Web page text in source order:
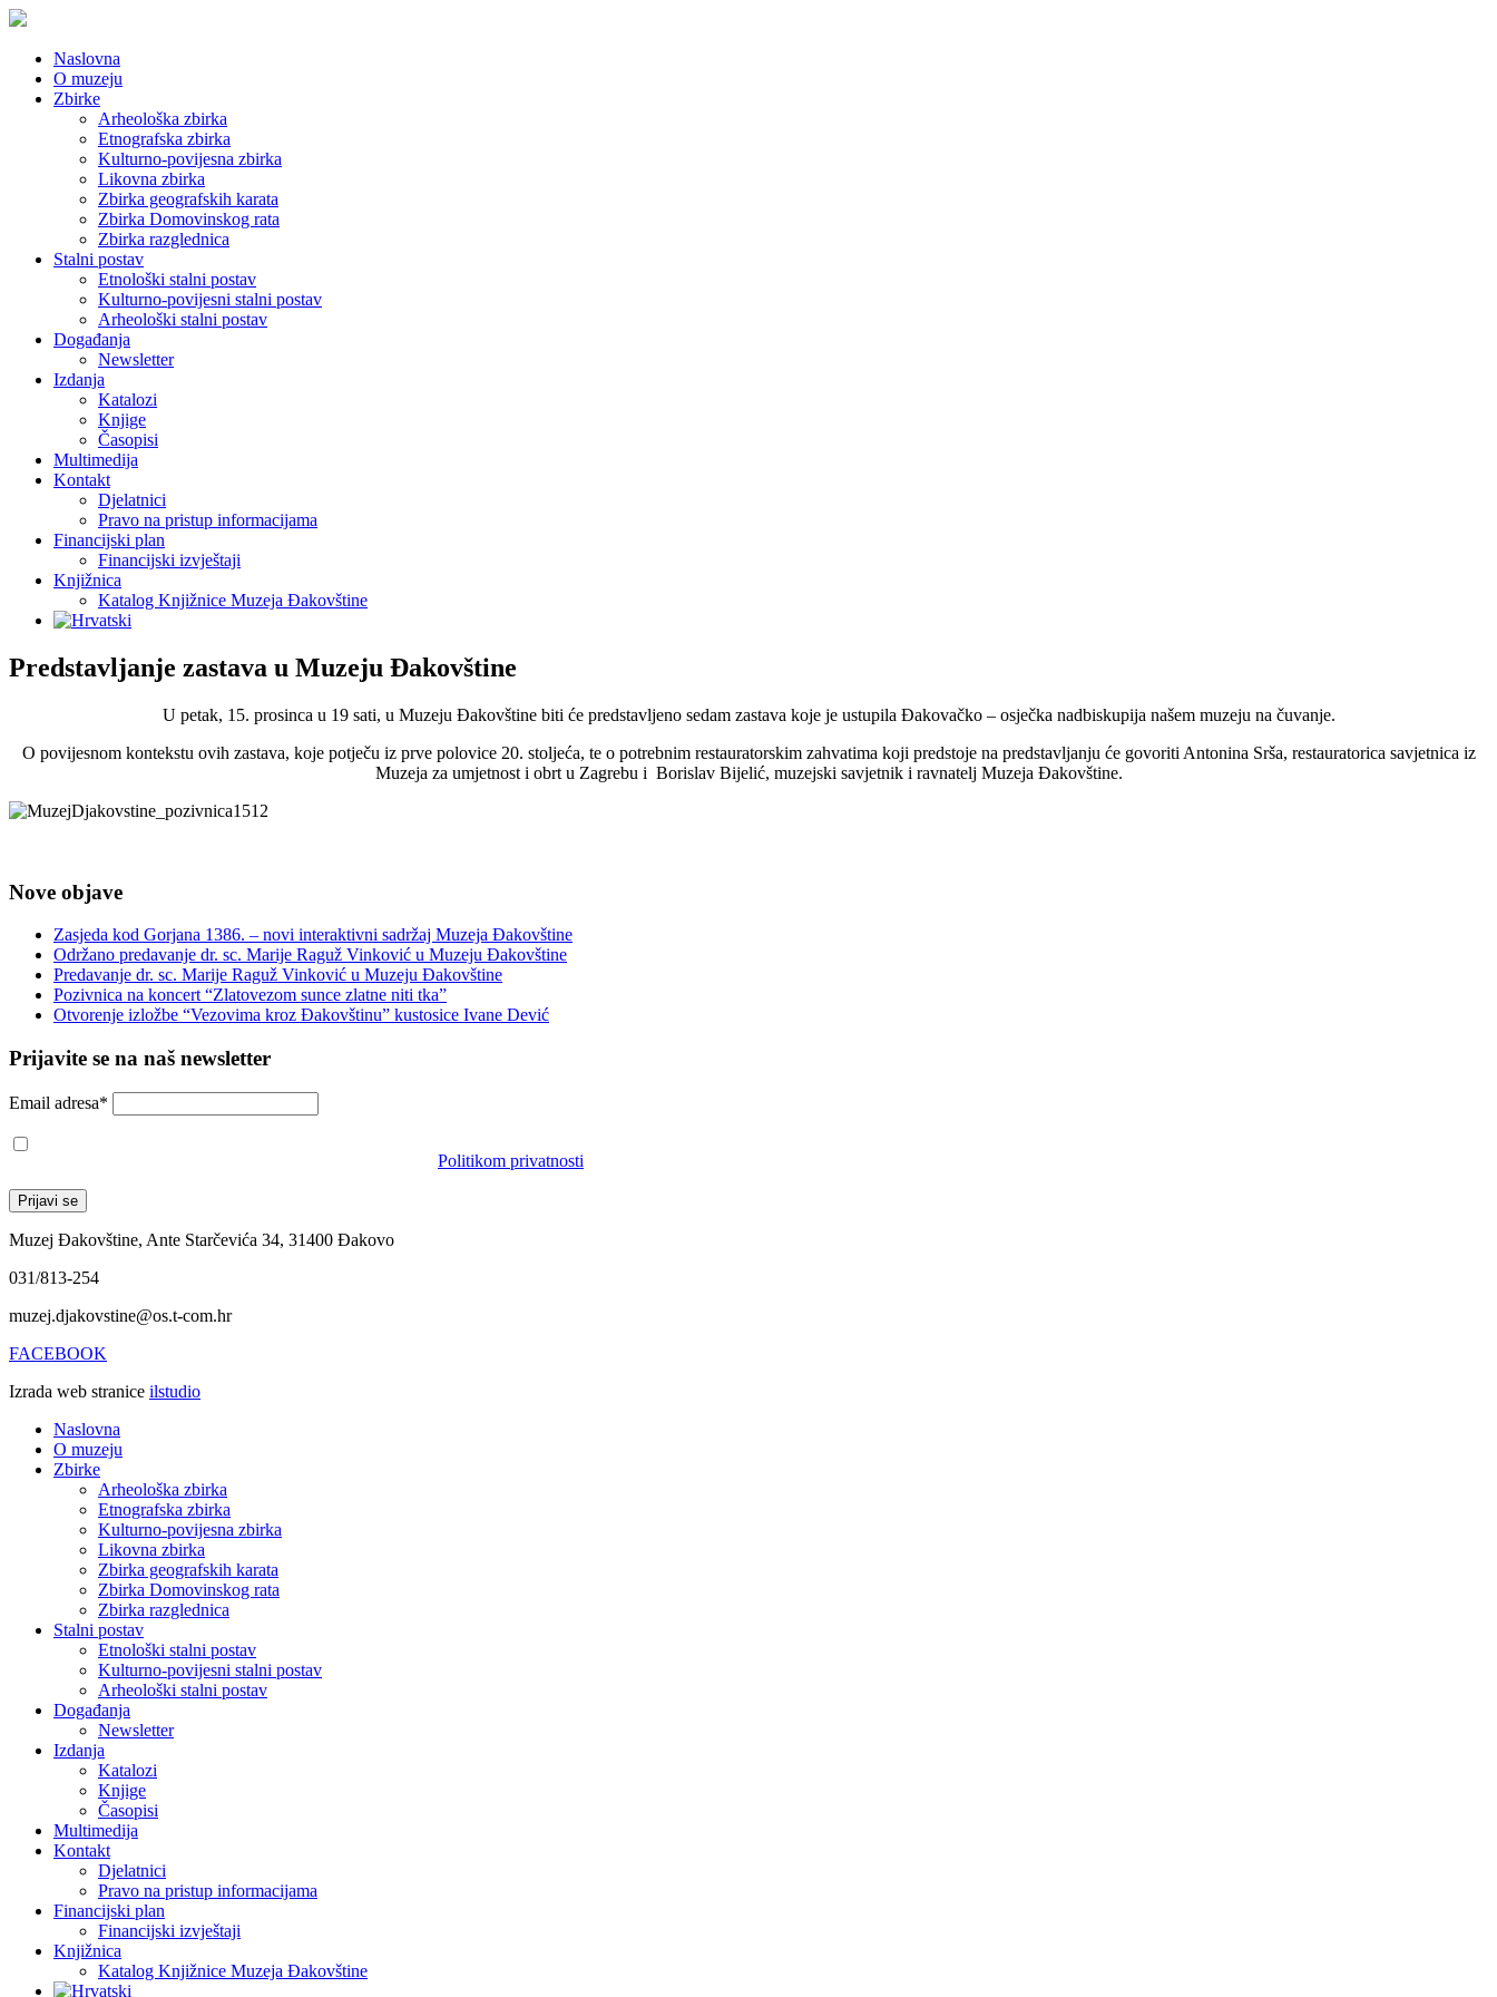
Naslovna
O muzeju
Zbirke
Arheološka zbirka
Etnografska zbirka
Kulturno-povijesna zbirka
Likovna zbirka
Zbirka geografskih karata
Zbirka Domovinskog rata
Zbirka razglednica
Stalni postav
Etnološki stalni postav
Kulturno-povijesni stalni postav
Arheološki stalni postav
Događanja
Newsletter
Izdanja
Katalozi
Knjige
Časopisi
Multimedija
Kontakt
Djelatnici
Pravo na pristup informacijama
Financijski plan
Financijski izvještaji
Knjižnica
Katalog Knjižnice Muzeja Đakovštine
Predstavljanje zastava u Muzeju Đakovštine
U petak, 15. prosinca u 19 sati, u Muzeju Đakovštine biti će predstavljeno sedam zastava koje je ustupila Đakovačko – osječka nadbiskupija našem muzeju na čuvanje.
O povijesnom kontekstu ovih zastava, koje potječu iz prve polovice 20. stoljeća, te o potrebnim restauratorskim zahvatima koji predstoje na predstavljanju će govoriti Antonina Srša, restauratorica savjetnica iz
Muzeja za umjetnost i obrt u Zagrebu i Borislav Bijelić, muzejski savjetnik i ravnatelj Muzeja Đakovštine.
Nove objave
Zasjeda kod Gorjana 1386. – novi interaktivni sadržaj Muzeja Đakovštine
Održano predavanje dr. sc. Marije Raguž Vinković u Muzeju Đakovštine
Predavanje dr. sc. Marije Raguž Vinković u Muzeju Đakovštine
Pozivnica na koncert “Zlatovezom sunce zlatne niti tka”
Otvorenje izložbe “Vezovima kroz Đakovštinu” kustosice Ivane Dević
Prijavite se na naš newsletter
Email adresa*
Politikom privatnosti
Muzej Đakovštine, Ante Starčevića 34, 31400 Đakovo
031/813-254
muzej.djakovstine@os.t-com.hr
FACEBOOK
Izrada web stranice ilstudio
Naslovna
O muzeju
Zbirke
Arheološka zbirka
Etnografska zbirka
Kulturno-povijesna zbirka
Likovna zbirka
Zbirka geografskih karata
Zbirka Domovinskog rata
Zbirka razglednica
Stalni postav
Etnološki stalni postav
Kulturno-povijesni stalni postav
Arheološki stalni postav
Događanja
Newsletter
Izdanja
Katalozi
Knjige
Časopisi
Multimedija
Kontakt
Djelatnici
Pravo na pristup informacijama
Financijski plan
Financijski izvještaji
Knjižnica
Katalog Knjižnice Muzeja Đakovštine